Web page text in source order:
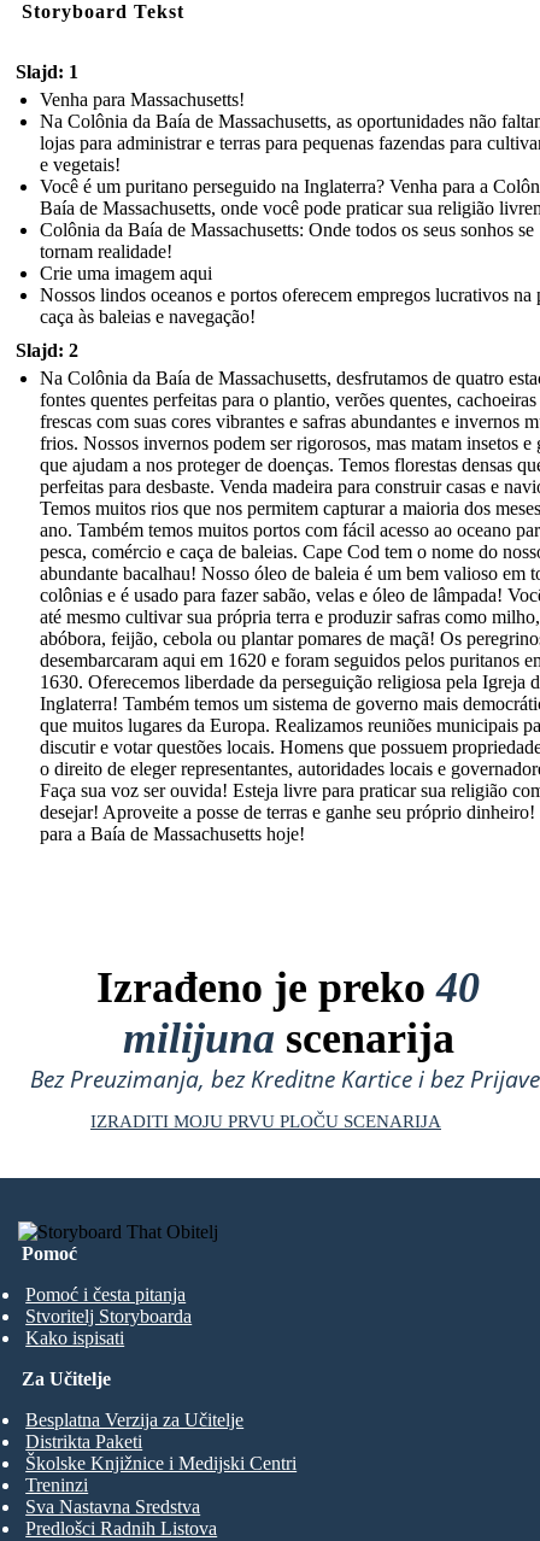
Storyboard Tekst
Slajd: 1
Venha para Massachusetts!
Na Colônia da Baía de Massachusetts, as oportunidades não
lojas para administrar e terras para pequenas fazendas para
e vegetais!
Você é um puritano perseguido na Inglaterra? Venha para a
Baía de Massachusetts, onde você pode praticar sua religião
Colônia da Baía de Massachusetts: Onde todos os seus sonhos se
tornam realidade!
Crie uma imagem aqui
Nossos lindos oceanos e portos oferecem empregos lucrativos na
caça às baleias e navegação!
Slajd: 2
Na Colônia da Baía de Massachusetts, desfrutamos de quatro
fontes quentes perfeitas para o plantio, verões quentes, cachoeiras
frescas com suas cores vibrantes e safras abundantes e invernos
frios. Nossos invernos podem ser rigorosos, mas matam insetos e
que ajudam a nos proteger de doenças. Temos florestas densas
perfeitas para desbaste. Venda madeira para construir casas e
Temos muitos rios que nos permitem capturar a maioria dos
ano. Também temos muitos portos com fácil acesso ao oceano
pesca, comércio e caça de baleias. Cape Cod tem o nome do
abundante bacalhau! Nosso óleo de baleia é um bem valioso em
colônias e é usado para fazer sabão, velas e óleo de lâmpada!
até mesmo cultivar sua própria terra e produzir safras como milho,
abóbora, feijão, cebola ou plantar pomares de maçã! Os
desembarcaram aqui em 1620 e foram seguidos pelos puritanos
1630. Oferecemos liberdade da perseguição religiosa pela Igreja
Inglaterra! Também temos um sistema de governo mais
que muitos lugares da Europa. Realizamos reuniões municipais
discutir e votar questões locais. Homens que possuem
o direito de eleger representantes, autoridades locais e
Faça sua voz ser ouvida! Esteja livre para praticar sua religião
desejar! Aproveite a posse de terras e ganhe seu próprio dinheiro!
para a Baía de Massachusetts hoje!
Izrađeno je preko40
milijuna scenarija
Bez Preuzimanja, bez Kreditne Kartice i bez
IZRADITI MOJU PRVU PLOČU SCENARIJA
Pomoć
Pomoć i česta pitanja
Stvoritelj Storyboarda
Kako ispisati
Za Učitelje
Besplatna Verzija za Učitelje
Distrikta Paketi
Školske Knjižnice i Medijski Centri
Treninzi
Sva Nastavna Sredstva
Predlošci Radnih Listova